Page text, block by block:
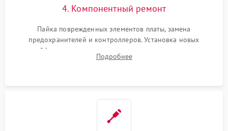
4. Компонентный ремонт
Пайка поврежденных элементов платы, замена
предохранителей и контроллеров. Установка новых
шлейфов, дисплея, механизма затвора или двигателя
автофокуса. Восстановление геометрии тубуса объектива
Подробнее